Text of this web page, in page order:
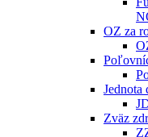
OZ za
Jednota
Zväz